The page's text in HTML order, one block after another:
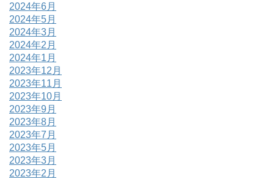
2024年6月
2024年5月
2024年3月
2024年2月
2024年1月
2023年12月
2023年11月
2023年10月
2023年9月
2023年8月
2023年7月
2023年5月
2023年3月
2023年2月